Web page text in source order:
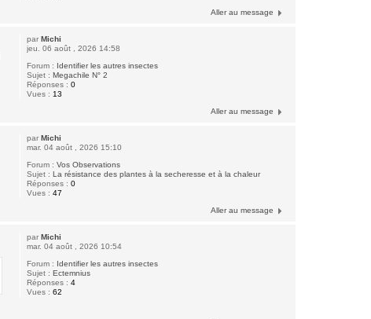
Aller au message
parMichi
jeu. 06 août , 2026 14:58
Forum : Identifier les autres insectes
Sujet :Megachile N° 2
Réponses :0
Vues : 13
Aller au message
parMichi
mar. 04 août , 2026 15:10
Forum :Vos Observations
Sujet :La résistance des plantes à la secheresse et à la chaleur
Réponses :0
Vues :47
Aller au message
parMichi
mar. 04 août , 2026 10:54
Forum : Identifier les autres insectes
Sujet :Ectemnius
Réponses :4
Vues :62